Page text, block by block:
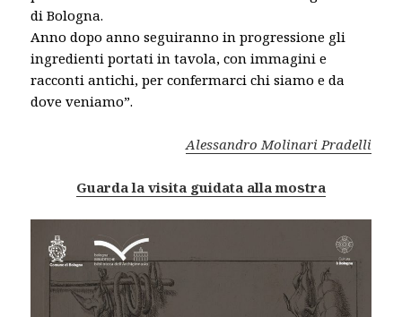
di Bologna.
Anno dopo anno seguiranno in progressione gli
ingredienti portati in tavola, con immagini e
racconti antichi, per confermarci chi siamo e da
dove veniamo”.
Alessandro Molinari Pradelli
Guarda la visita guidata alla mostra